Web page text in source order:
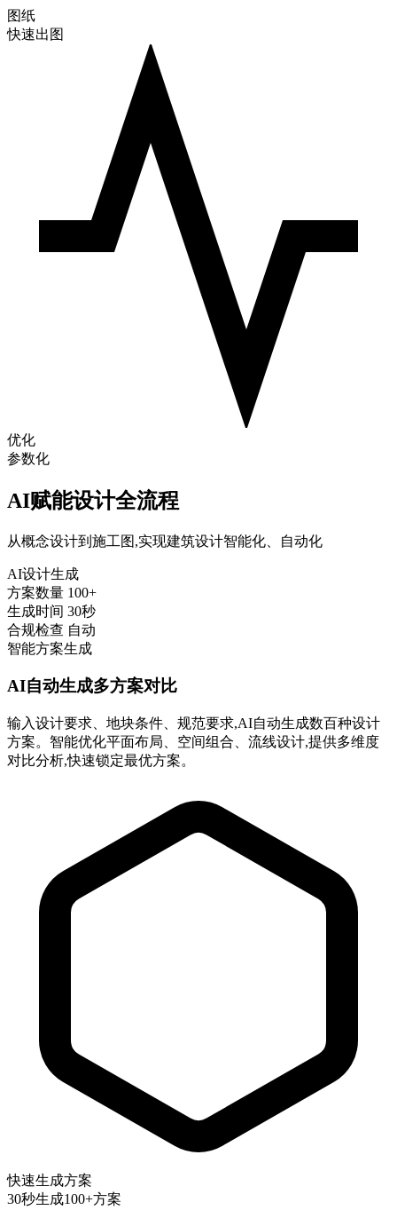
图纸
快速出图
优化
参数化
AI赋能设计全流程
从概念设计到施工图,实现建筑设计智能化、自动化
AI设计生成
方案数量 100+
生成时间 30秒
合规检查 自动
智能方案生成
AI自动生成多方案对比
输入设计要求、地块条件、规范要求,AI自动生成数百种设计
方案。智能优化平面布局、空间组合、流线设计,提供多维度
对比分析,快速锁定最优方案。
快速生成方案
30秒生成100+方案